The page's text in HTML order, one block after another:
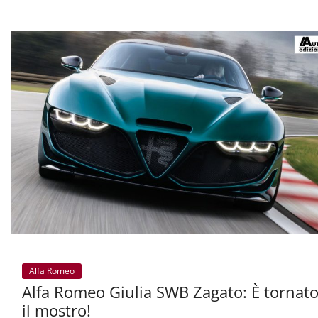
Alfa Romeo
Alfa Romeo Giulia SWB Zagato: È tornato
il mostro!